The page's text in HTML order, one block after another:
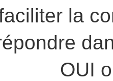
la
OUI